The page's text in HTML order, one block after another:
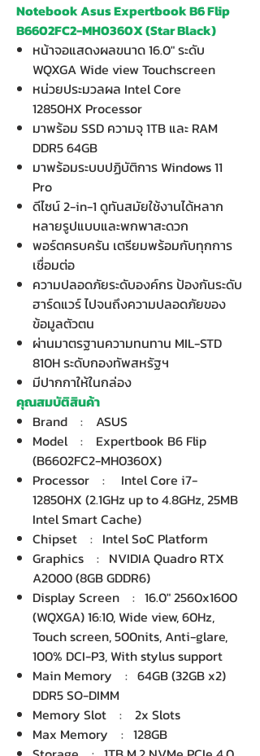
Notebook Asus Expertbook B6 Flip
B6602FC2-MH0360X (Star Black)
หน้าจอแสดงผลขนาด 16.0" ระดับ
WQXGA Wide view Touchscreen
หน่วยประมวลผล Intel Core
12850HX Processor
มาพร้อม SSD ความจุ 1TB และ RAM
DDR5 64GB
มาพร้อมระบบปฏิบัติการ Windows 11
Pro
ดีไซน์ 2-in-1 ดูทันสมัยใช้งานได้หลาก
หลายรูปแบบและพกพาสะดวก
พอร์ตครบครัน เตรียมพร้อมกับทุกการ
เชื่อมต่อ
ความปลอดภัยระดับองค์กร ป้องกันระดับ
ฮาร์ดแวร์ ไปจนถึงความปลอดภัยของ
ข้อมูลตัวตน
ผ่านมาตรฐานความทนทาน MIL-STD
810H ระดับกองทัพสหรัฐฯ
มีปากกาให้ในกล่อง
คุณสมบัติสินค้า
Brand : ASUS
Model : Expertbook B6 Flip
(B6602FC2-MH0360X)
Processor : Intel Core i7-
12850HX (2.1GHz up to 4.8GHz, 25MB
Intel Smart Cache)
Chipset : Intel SoC Platform
Graphics : NVIDIA Quadro RTX
A2000 (8GB GDDR6)
Display Screen : 16.0" 2560x1600
(WQXGA) 16:10, Wide view, 60Hz,
Touch screen, 500nits, Anti-glare,
100% DCI-P3, With stylus support
Main Memory : 64GB (32GB x2)
DDR5 SO-DIMM
Memory Slot : 2x Slots
Max Memory : 128GB